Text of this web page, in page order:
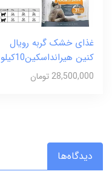
غذای خشک گربه رویال
کنین هیرانداسکین10کیلو
28,500,000 تومان
دیدگاه‌ها